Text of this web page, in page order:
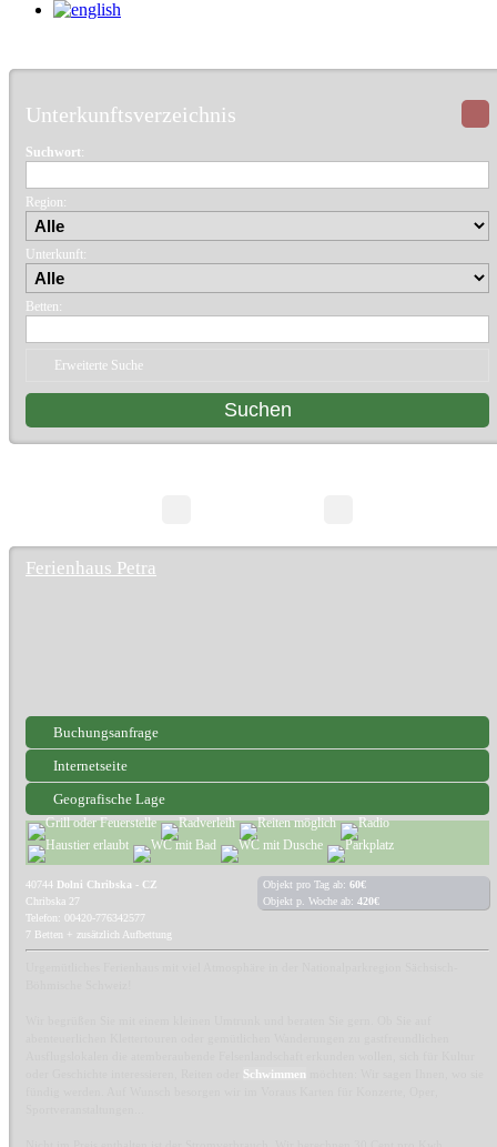
Unterkunftsverzeichnis
Suchwort:
Region:
Unterkunft:
Betten:
Erweiterte Suche
Ferienhaus Petra
Buchungsanfrage
Internetseite
Geografische Lage
40744 Dolni Chribska - CZ
Chribska 27
Telefon: 00420-776342577
7 Betten + zusätzlich Aufbettung
Objekt pro Tag ab: 60€
Objekt p. Woche ab: 420€
Schwimmen